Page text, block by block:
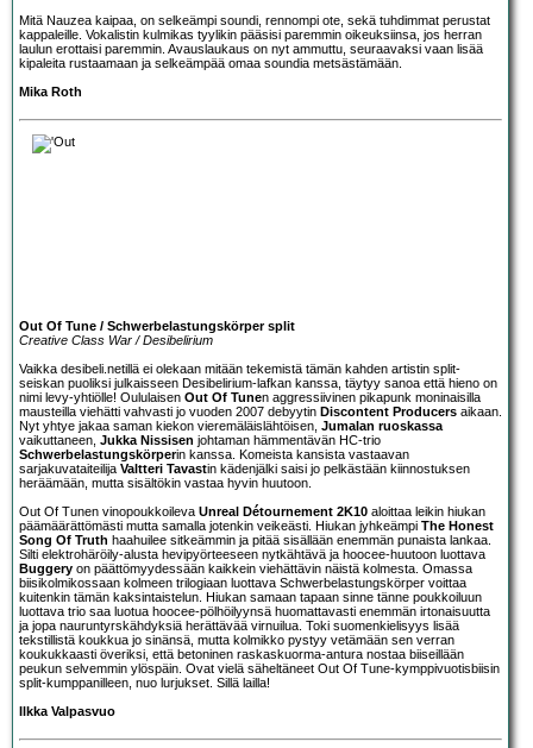
Mitä Nauzea kaipaa, on selkeämpi soundi, rennompi ote, sekä tuhdimmat perustat
kappaleille. Vokalistin kulmikas tyylikin pääsisi paremmin oikeuksiinsa, jos herran
laulun erottaisi paremmin. Avauslaukaus on nyt ammuttu, seuraavaksi vaan lisää
kipaleita rustaamaan ja selkeämpää omaa soundia metsästämään.
Mika Roth
Out Of Tune / Schwerbelastungskörper split
Creative Class War / Desibelirium
Vaikka desibeli.netillä ei olekaan mitään tekemistä tämän kahden artistin split-
seiskan puoliksi julkaisseen Desibelirium-lafkan kanssa, täytyy sanoa että hieno on
nimi levy-yhtiölle! Oululaisen Out Of Tunen aggressiivinen pikapunk moninaisilla
mausteilla viehätti vahvasti jo vuoden 2007 debyytin Discontent Producers aikaan.
Nyt yhtye jakaa saman kiekon vieremäläislähtöisen, Jumalan ruoskassa
vaikuttaneen, Jukka Nissisen johtaman hämmentävän HC-trio
Schwerbelastungskörperin kanssa. Komeista kansista vastaavan
sarjakuvataiteilija Valtteri Tavastin kädenjälki saisi jo pelkästään kiinnostuksen
heräämään, mutta sisältökin vastaa hyvin huutoon.
Out Of Tunen vinopoukkoileva Unreal Détournement 2K10 aloittaa leikin hiukan
päämäärättömästi mutta samalla jotenkin veikeästi. Hiukan jyhkeämpi The Honest
Song Of Truth haahuilee sitkeämmin ja pitää sisällään enemmän punaista lankaa.
Silti elektrohäröily-alusta hevipyörteeseen nytkähtävä ja hoocee-huutoon luottava
Buggery on päättömyydessään kaikkein viehättävin näistä kolmesta. Omassa
biisikolmikossaan kolmeen trilogiaan luottava Schwerbelastungskörper voittaa
kuitenkin tämän kaksintaistelun. Hiukan samaan tapaan sinne tänne poukkoiluun
luottava trio saa luotua hoocee-pölhöilyynsä huomattavasti enemmän irtonaisuutta
ja jopa nauruntyrskähdyksiä herättävää virnuilua. Toki suomenkielisyys lisää
tekstillistä koukkua jo sinänsä, mutta kolmikko pystyy vetämään sen verran
koukukkaasti överiksi, että betoninen raskaskuorma-antura nostaa biiseillään
peukun selvemmin ylöspäin. Ovat vielä säheltäneet Out Of Tune-kymppivuotisbiisin
split-kumppanilleen, nuo lurjukset. Sillä lailla!
Ilkka Valpasvuo